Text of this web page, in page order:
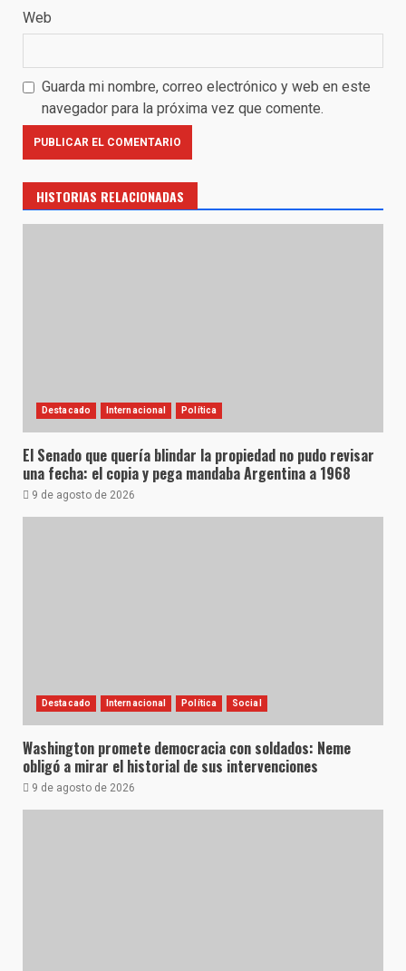
Web
Guarda mi nombre, correo electrónico y web en este
navegador para la próxima vez que comente.
HISTORIAS RELACIONADAS
Destacado Internacional Política
El Senado que quería blindar la propiedad no pudo revisar
una fecha: el copia y pega mandaba Argentina a 1968
9 de agosto de 2026
Destacado Internacional Política Social
Washington promete democracia con soldados: Neme
obligó a mirar el historial de sus intervenciones
9 de agosto de 2026